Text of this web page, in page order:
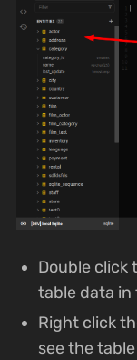
Double click
table data in
Right click
see the